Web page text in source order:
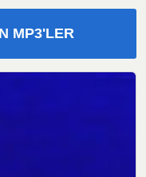
MP3'LER